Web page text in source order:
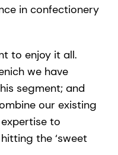
in confectionery
to enjoy it all.
we have
segment; and
our existing
to
the ‘sweet